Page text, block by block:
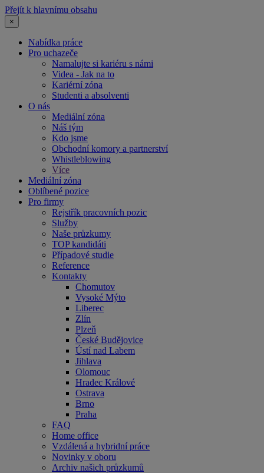
Přejít k hlavnímu obsahu
×
Nabídka práce
Pro uchazeče
Namalujte si kariéru s námi
Videa - Jak na to
Kariérní zóna
Studenti a absolventi
O nás
Mediální zóna
Náš tým
Kdo jsme
Obchodní komory a partnerství
Whistleblowing
Více
Mediální zóna
Oblíbené pozice
Pro firmy
Rejstřík pracovních pozic
Služby
Naše průzkumy
TOP kandidáti
Případové studie
Reference
Kontakty
Chomutov
Vysoké Mýto
Liberec
Zlín
Plzeň
České Budějovice
Ústí nad Labem
Jihlava
Olomouc
Hradec Králové
Ostrava
Brno
Praha
FAQ
Home office
Vzdálená a hybridní práce
Novinky v oboru
Archiv našich průzkumů